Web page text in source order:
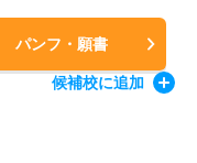
パンフ・願書
候補校に追加